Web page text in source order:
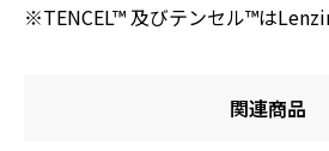
※TENCEL™ 及びテンセル™は
関連商品